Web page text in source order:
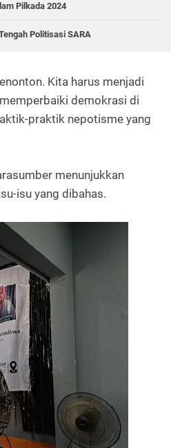
Pilkada 2024
Politisasi SARA
Kita harus menjadi
demokrasi di
praktik nepotisme yang
menunjukkan
isu yang dibahas.